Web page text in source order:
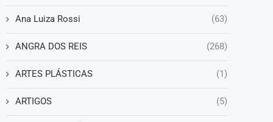
Ana Luiza Rossi (63)
ANGRA DOS REIS (268)
ARTES PLÁSTICAS (1)
ARTIGOS (5)